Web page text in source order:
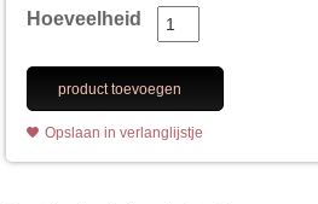
Hoeveelheid
product toevoegen
Opslaan in verlanglijstje